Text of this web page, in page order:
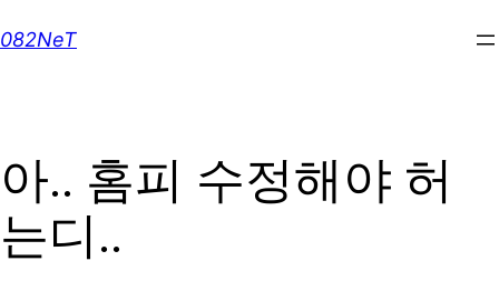
to
082NeT
아.. 홈피 수정해야 허
는디..